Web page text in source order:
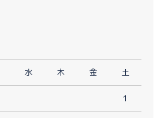
水 木 金 土
1